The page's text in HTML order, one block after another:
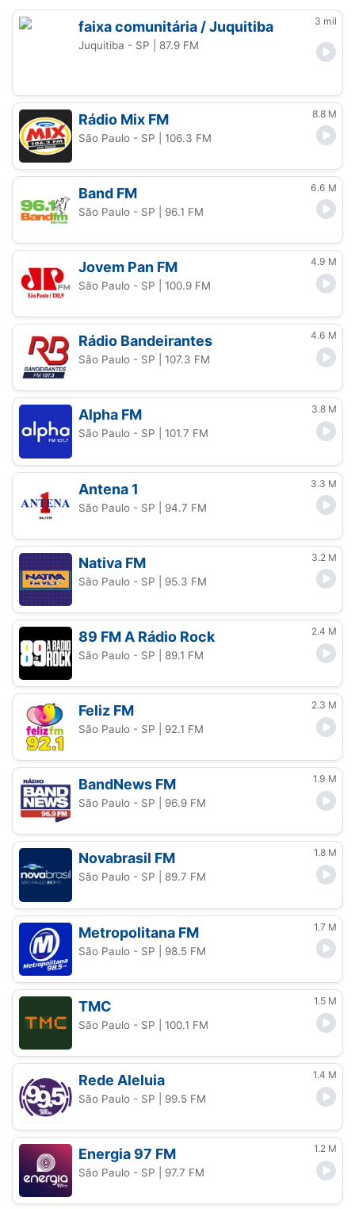
faixa comunitária / Juquitiba 3 mil
Juquitiba - SP | 87.9 FM
Rádio Mix FM 8.8 M
São Paulo - SP | 106.3 FM
Band FM 6.6 M
São Paulo - SP | 96.1 FM
Jovem Pan FM 4.9 M
São Paulo - SP | 100.9 FM
Rádio Bandeirantes 4.6 M
São Paulo - SP | 107.3 FM
Alpha FM 3.8 M
São Paulo - SP | 101.7 FM
Antena 1 3.3 M
São Paulo - SP | 94.7 FM
Nativa FM 3.2 M
São Paulo - SP | 95.3 FM
89 FM A Rádio Rock 2.4 M
São Paulo - SP | 89.1 FM
Feliz FM 2.3 M
São Paulo - SP | 92.1 FM
BandNews FM 1.9 M
São Paulo - SP | 96.9 FM
Novabrasil FM 1.8 M
São Paulo - SP | 89.7 FM
Metropolitana FM 1.7 M
São Paulo - SP | 98.5 FM
TMC 1.5 M
São Paulo - SP | 100.1 FM
Rede Aleluia 1.4 M
São Paulo - SP | 99.5 FM
Energia 97 FM 1.2 M
São Paulo - SP | 97.7 FM